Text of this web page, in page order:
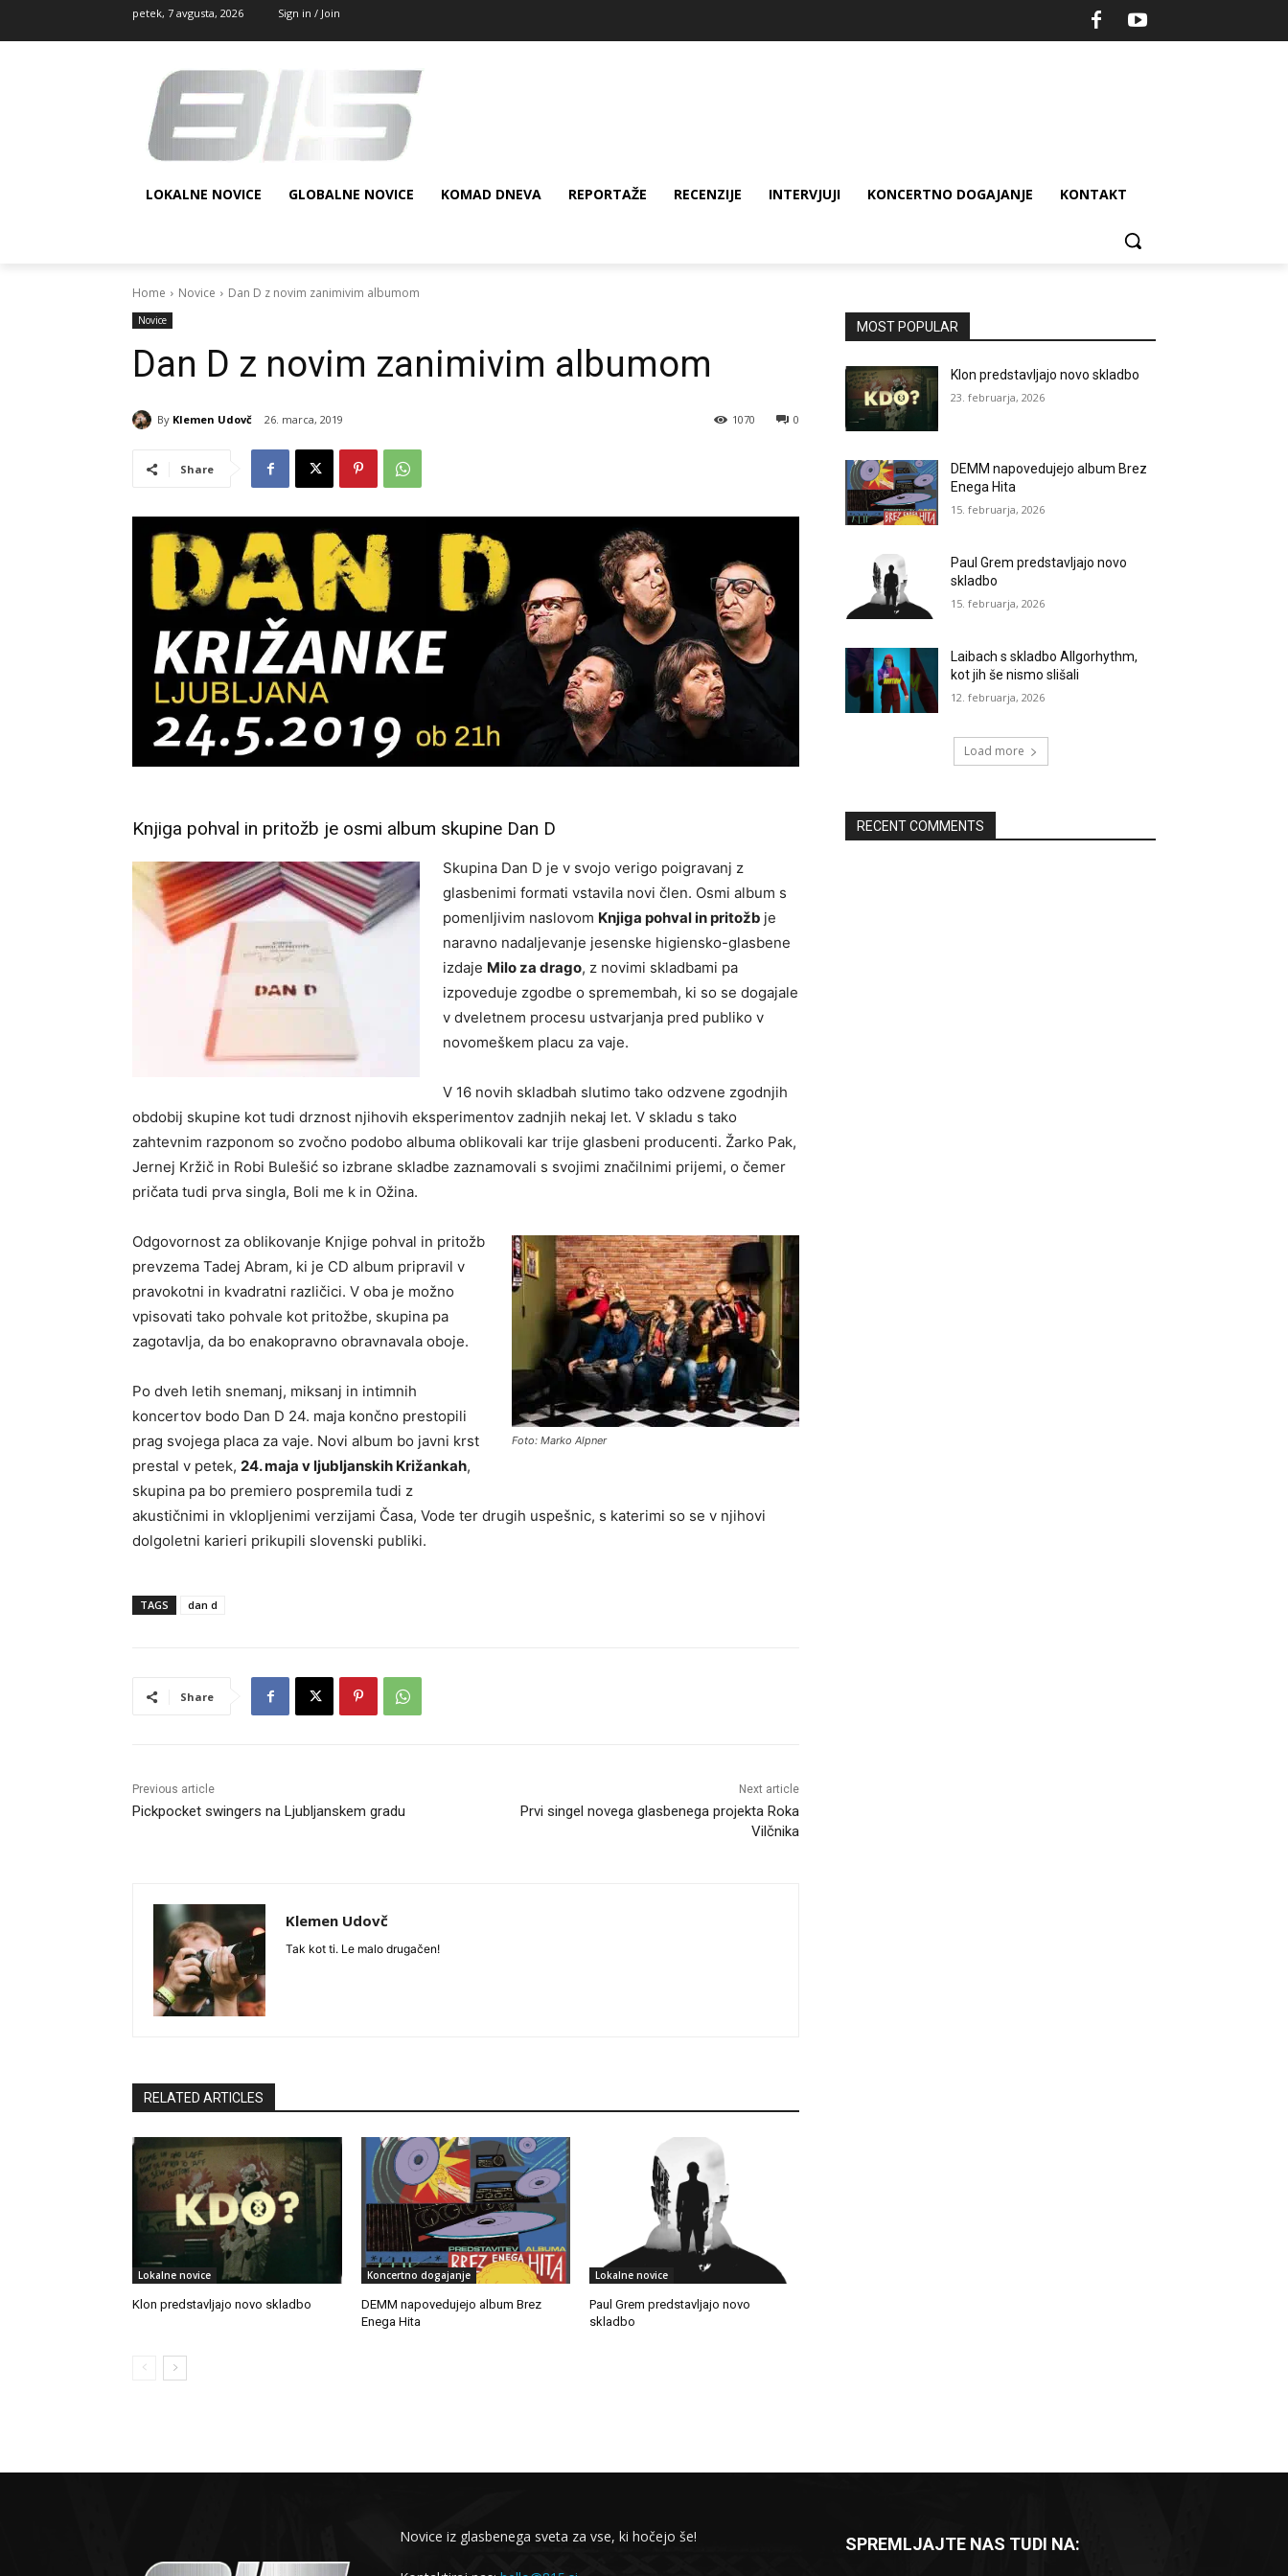
petek, 7 avgusta, 2026 Sign in / Join
LOKALNE NOVICE GLOBALNE NOVICE KOMAD DNEVA REPORTAŽE RECENZIJE INTERVJUJI KONCERTNO DOGAJANJE KONTAKT
Home Novice Dan D z novim zanimivim albumom
Novice
Dan D z novim zanimivim albumom
By Klemen Udovč 26. marca, 2019 0
1070
Share
Knjiga pohval in pritožb je osmi album skupine Dan D
Skupina Dan D je v svojo verigo poigravanj z
glasbenimi formati vstavila novi člen. Osmi album s
pomenljivim naslovom Knjiga pohval in pritožb je
naravno nadaljevanje jesenske higiensko-glasbene
izdaje Milo za drago, z novimi skladbami pa
izpoveduje zgodbe o spremembah, ki so se dogajale
v dveletnem procesu ustvarjanja pred publiko v
novomeškem placu za vaje.
V 16 novih skladbah slutimo tako odzvene zgodnjih
obdobij skupine kot tudi drznost njihovih eksperimentov zadnjih nekaj let. V skladu s tako
zahtevnim razponom so zvočno podobo albuma oblikovali kar trije glasbeni producenti. Žarko Pak,
Jernej Kržič in Robi Bulešić so izbrane skladbe zaznamovali s svojimi značilnimi prijemi, o čemer
pričata tudi prva singla, Boli me k in Ožina.
Foto: Marko Alpner
Odgovornost za oblikovanje Knjige pohval in pritožb
prevzema Tadej Abram, ki je CD album pripravil v
pravokotni in kvadratni različici. V oba je možno
vpisovati tako pohvale kot pritožbe, skupina pa
zagotavlja, da bo enakopravno obravnavala oboje.
Po dveh letih snemanj, miksanj in intimnih
koncertov bodo Dan D 24. maja končno prestopili
prag svojega placa za vaje. Novi album bo javni krst
prestal v petek, 24. maja v ljubljanskih Križankah,
skupina pa bo premiero pospremila tudi z
akustičnimi in vklopljenimi verzijami Časa, Vode ter drugih uspešnic, s katerimi so se v njihovi
dolgoletni karieri prikupili slovenski publiki.
TAGS dan d
Share
Previous article
Pickpocket swingers na Ljubljanskem gradu
Next article
Prvi singel novega glasbenega projekta Roka
Vilčnika
Klemen Udovč
Tak kot ti. Le malo drugačen!
RELATED ARTICLES
Lokalne novice
Klon predstavljajo novo skladbo
Koncertno dogajanje
DEMM napovedujejo album Brez
Enega Hita
Lokalne novice
Paul Grem predstavljajo novo
skladbo
MOST POPULAR
Klon predstavljajo novo skladbo
23. februarja, 2026
DEMM napovedujejo album Brez
Enega Hita
15. februarja, 2026
Paul Grem predstavljajo novo
skladbo
15. februarja, 2026
Laibach s skladbo Allgorhythm,
kot jih še nismo slišali
12. februarja, 2026
Load more
RECENT COMMENTS
Novice iz glasbenega sveta za vse, ki hočejo še! SPREMLJAJTE NAS TUDI NA: